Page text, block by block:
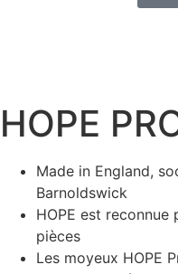
HOPE
Made in England,
Barnoldswick
HOPE est
pièces
Les moyeux HOPE